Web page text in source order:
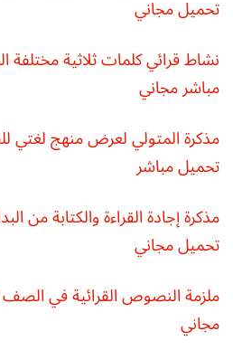
تحميل مجاني
مباشر مجاني
تحميل مباشر
تحميل مجاني
مجاني